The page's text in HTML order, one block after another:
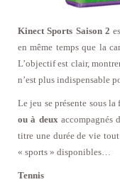
Kinect Sports Saison 2
en même temps que la
L’objectif est clair,
n’est plus indispensable
Le jeu se présente sous
ou à deuxaccompagnés
titre une durée de vie
« sports » disponibles…
Tennis